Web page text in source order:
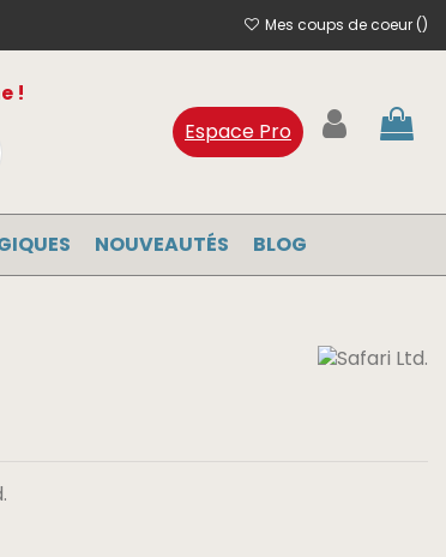
Mes coups de coeur ()
!
Espace Pro
NOUVEAUTÉS BLOG